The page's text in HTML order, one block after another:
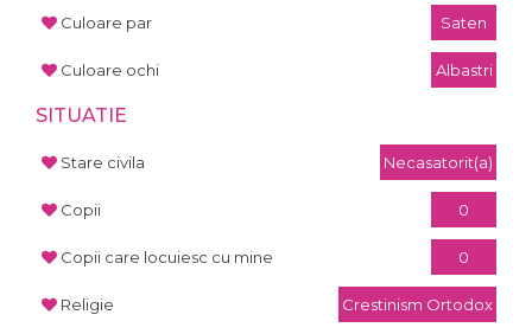
Culoare par Saten
Culoare ochi Albastri
SITUATIE
Stare civila Necasatorit(a)
Copii 0
Copii care locuiesc cu mine 0
Religie Crestinism Ortodox